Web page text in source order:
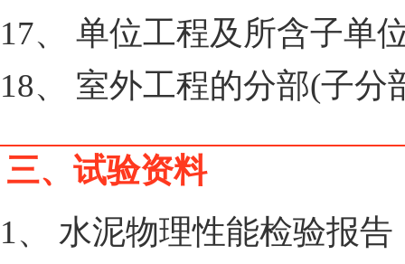
17、 单位工程及所含子单
18、 室外工程的分部(子
三、试验资料
1、 水泥物理性能检验报告